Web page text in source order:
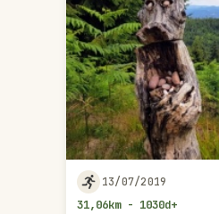
13/07/2019
31,06km - 1030d+